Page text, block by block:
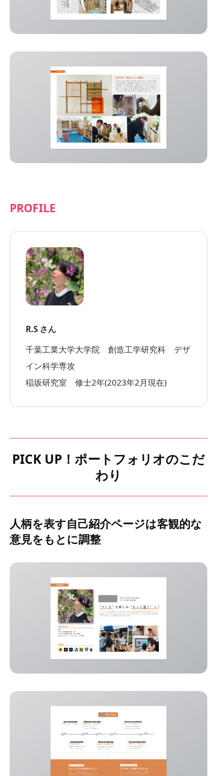
PROFILE
R.S さん
千葉工業大学大学院 創造工学研究科 デザ
イン科学専攻
稲坂研究室 修士2年(2023年2月現在)
PICK UP！ポートフォリオのこだ
わり
人柄を表す自己紹介ページは客観的な
意見をもとに調整